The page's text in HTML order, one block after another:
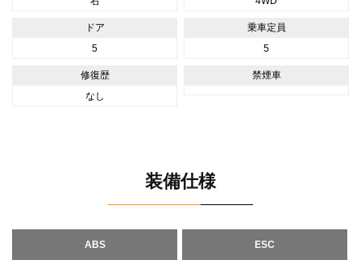
ドア
5
乗車定員
5
修復歴
なし
禁煙車
装備仕様
ABS ESC